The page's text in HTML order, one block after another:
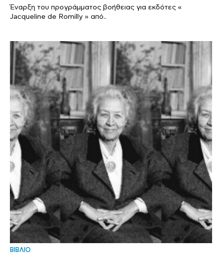
Έναρξη του προγράμματος βοήθειας για εκδότες «
Jacqueline de Romilly » από..
ΒΙΒΛΙΟ